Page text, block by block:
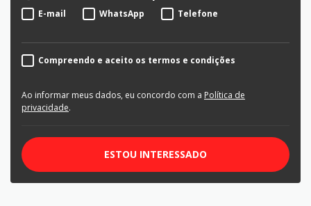
E-mail WhatsApp Telefone
Compreendo e aceito os termos e condições
Ao informar meus dados, eu concordo com a Política de
privacidade.
ESTOU INTERESSADO